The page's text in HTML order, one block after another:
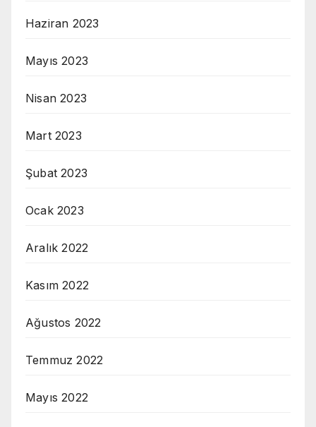
Haziran 2023
Mayıs 2023
Nisan 2023
Mart 2023
Şubat 2023
Ocak 2023
Aralık 2022
Kasım 2022
Ağustos 2022
Temmuz 2022
Mayıs 2022